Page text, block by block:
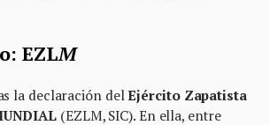
EZLM
la declaración delEjército Zapatista
(EZLM, SIC). En ella, entre